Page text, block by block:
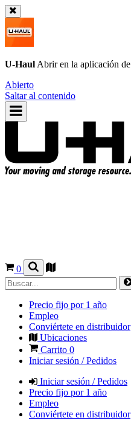
U-Haul Abrir en la aplicación de
Abierto
Saltar al contenido
0
Precio fijo por 1 año
Empleo
Conviértete en distribuidor
Ubicaciones
Carrito 0
Iniciar sesión / Pedidos
Iniciar sesión / Pedidos
Precio fijo por 1 año
Empleo
Conviértete en distribuidor